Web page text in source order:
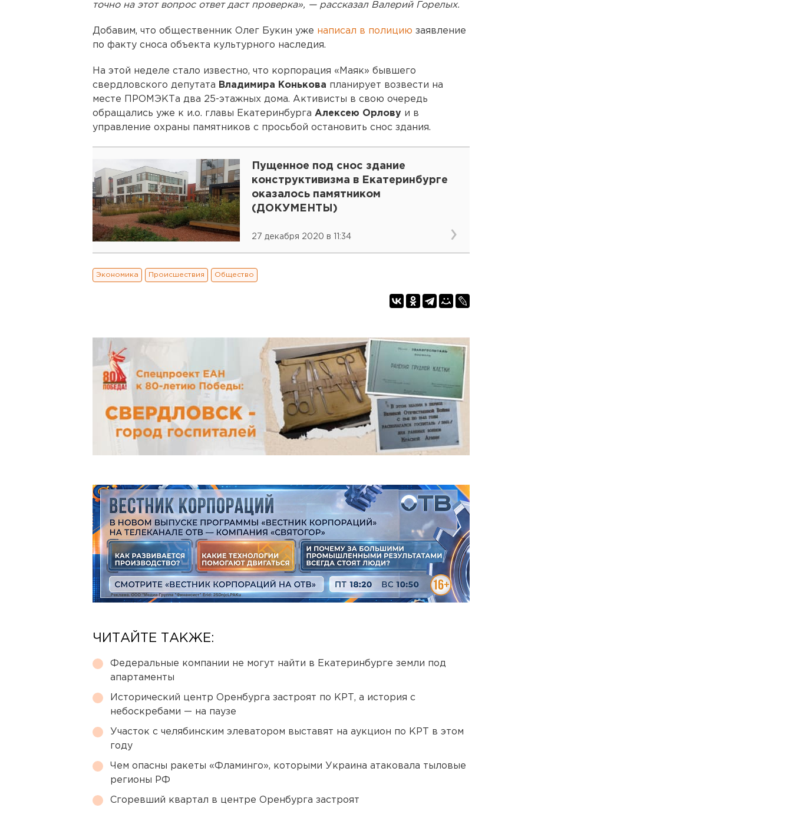
точно на этот вопрос ответ даст проверка», — рассказал Валерий Горелых.
Добавим, что общественник Олег Букин уже написал в полицию заявление
по факту сноса объекта культурного наследия.
На этой неделе стало известно, что корпорация «Маяк» бывшего
свердловского депутата Владимира Конькова планирует возвести на
месте ПРОМЭКТа два 25-этажных дома. Активисты в свою очередь
обращались уже к и.о. главы Екатеринбурга Алексею Орлову и в
управление охраны памятников с просьбой остановить снос здания.
Пущенное под снос здание
конструктивизма в Екатеринбурге
оказалось памятником
(ДОКУМЕНТЫ)
27 декабря 2020 в 11:34
Экономика Происшествия Общество
ЧИТАЙТЕ ТАКЖЕ:
Федеральные компании не могут найти в Екатеринбурге земли под
апартаменты
Исторический центр Оренбурга застроят по КРТ, а история с
небоскребами — на паузе
Участок с челябинским элеватором выставят на аукцион по КРТ в этом
году
Чем опасны ракеты «Фламинго», которыми Украина атаковала тыловые
регионы РФ
Сгоревший квартал в центре Оренбурга застроят